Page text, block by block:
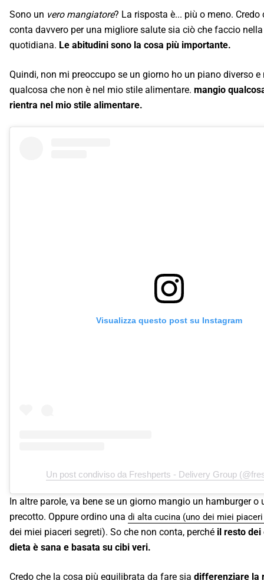
Sono un vero mangiatore? La risposta è... più o meno. Credo
conta davvero per una migliore salute sia ciò che faccio
quotidiana. Le abitudini sono la cosa più importante.
Quindi, non mi preoccupo se un giorno ho un piano diverso e
qualcosa che non è nel mio stile alimentare. mangio
rientra nel mio stile alimentare.
Visualizza questo post su Instagram
Un post condiviso da Freshperts - Delivery Group
In altre parole, va bene se un giorno mangio un hamburger o
precotto. Oppure ordino una di alta cucina (uno dei miei
dei miei piaceri segreti). So che non conta, perché il resto
dieta è sana e basata su cibi veri.
Credo che la cosa più equilibrata da fare sia differenziare la